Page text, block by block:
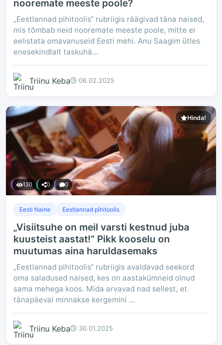
nooremate meeste poole?
„Eestlannad pihitoolis“ rubriigis räägivad täna naised,
mis tõmbab neid nooremate meeste poole, mitte ei
eelistata omavanuseid Eesti mehi. Anu Saagim ütles
enesekindlalt taskuhä...
Triinu Keba 06.02.2025
Hinda!
130 0 0
Eesti Naine Eestlannad pihitoolis
„Visiitsuhe on meil varsti kestnud juba
kuusteist aastat!“ Pikk kooselu on
muutumas aina haruldasemaks
„Eestlannad pihitoolis“ rubriigis avaldavad seekord
oma saladused naised, kes on aastakümneid olnud
sama mehega koos. Mida arvavad nad sellest, et
tänapäeval minnakse kergemini ...
Triinu Keba 30.01.2025